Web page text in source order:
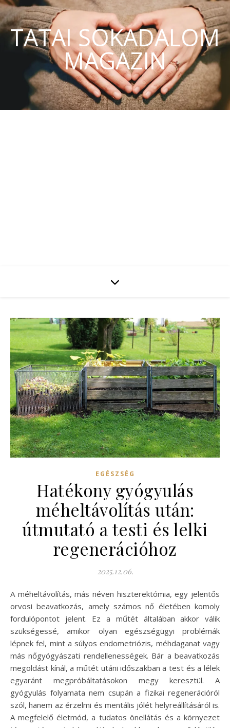
TATAI SOKADALOM
MAGAZIN
EGÉSZSÉG
Hatékony gyógyulás
méheltávolítás után:
útmutató a testi és lelki
regenerációhoz
2025.12.06.
A méheltávolítás, más néven hiszterektómia, egy jelentős
orvosi beavatkozás, amely számos nő életében komoly
fordulópontot jelent. Ez a műtét általában akkor válik
szükségessé, amikor olyan egészségügyi problémák
lépnek fel, mint a súlyos endometriózis, méhdaganat vagy
más nőgyógyászati rendellenességek. Bár a beavatkozás
megoldást kínál, a műtét utáni időszakban a test és a lélek
egyaránt megpróbáltatásokon megy keresztül. A
gyógyulás folyamata nem csupán a fizikai regenerációról
szól, hanem az érzelmi és mentális jólét helyreállításáról is.
A megfelelő életmód, a tudatos önellátás és a környezet